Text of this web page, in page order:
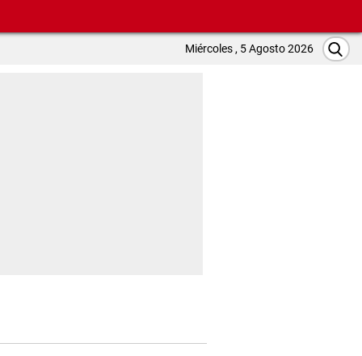
Miércoles , 5 Agosto 2026